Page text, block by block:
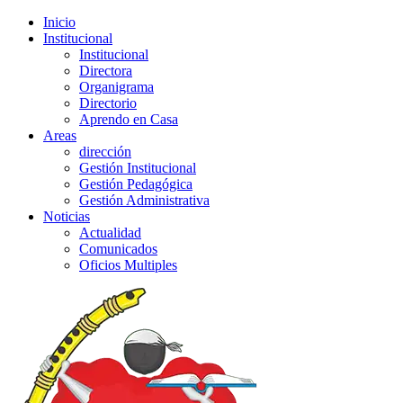
Inicio
Institucional
Institucional
Directora
Organigrama
Directorio
Aprendo en Casa
Areas
dirección
Gestión Institucional
Gestión Pedagógica
Gestión Administrativa
Noticias
Actualidad
Comunicados
Oficios Multiples